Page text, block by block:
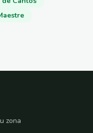
zona